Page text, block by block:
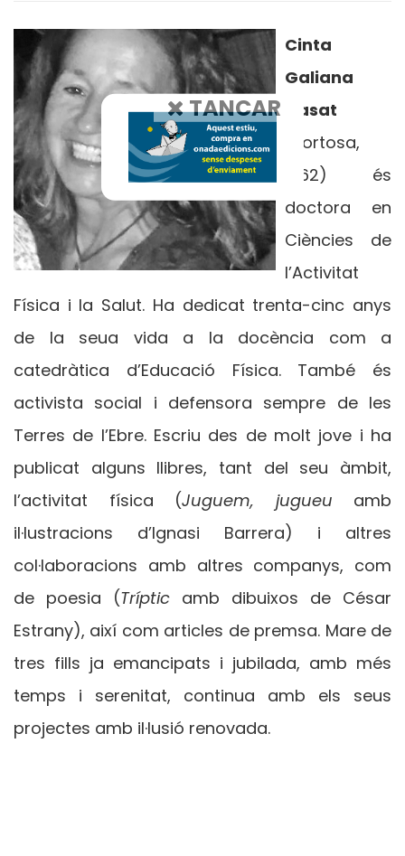
Cinta
Galiana
Llasat
(Tortosa,
1962) és
doctora en
Ciències de
l’Activitat
Física i la Salut. Ha dedicat trenta-cinc anys
de la seua vida a la docència com a
catedràtica d’Educació Física. També és
activista social i defensora sempre de les
Terres de l’Ebre. Escriu des de molt jove i ha
publicat alguns llibres, tant del seu àmbit,
l’activitat física (Juguem, jugueu amb
il·lustracions d’Ignasi Barrera) i altres
col·laboracions amb altres companys, com
de poesia (Tríptic amb dibuixos de César
Estrany), així com articles de premsa. Mare de
tres fills ja emancipats i jubilada, amb més
temps i serenitat, continua amb els seus
projectes amb il·lusió renovada.
TANCAR